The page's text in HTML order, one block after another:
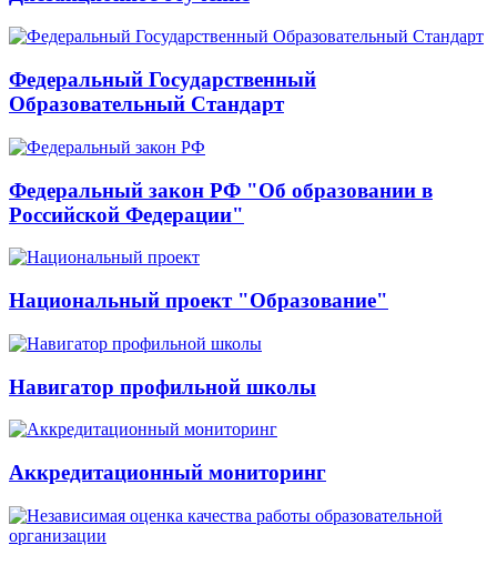
Федеральный Государственный
Образовательный Стандарт
Федеральный закон РФ "Об образовании в
Российской Федерации"
Национальный проект "Образование"
Навигатор профильной школы
Аккредитационный мониторинг